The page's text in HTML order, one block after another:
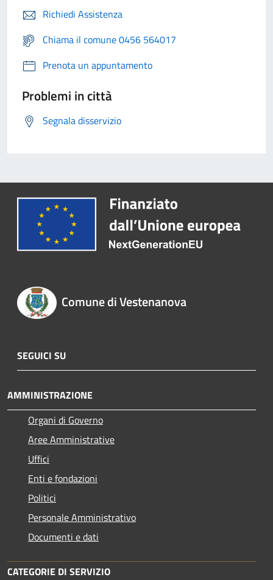
Richiedi Assistenza
Chiama il comune 0456 564017
Prenota un appuntamento
Problemi in città
Segnala disservizio
Comune di Vestenanova
SEGUICI SU
AMMINISTRAZIONE
Organi di Governo
Aree Amministrative
Uffici
Enti e fondazioni
Politici
Personale Amministrativo
Documenti e dati
CATEGORIE DI SERVIZIO